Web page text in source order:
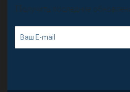
П олучить последние